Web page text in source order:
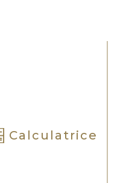
Calculatrice